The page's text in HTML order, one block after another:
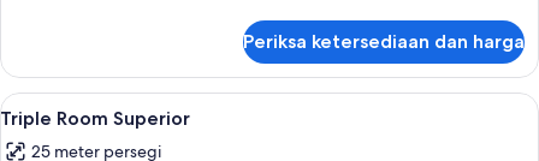
Quadruple
Room
Standard
Periksa ketersediaan dan harga
Lihat
semua
Meja kerja, setrika/meja setrika, Wi-
8
Triple Room Superior
25 meter persegi